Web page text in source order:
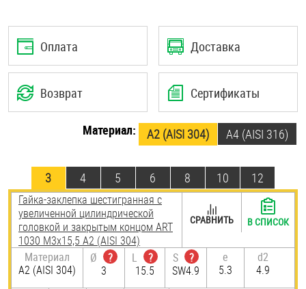
Оплата Доставка
Возврат Сертификаты
Материал: А2 (AISI 304) A4 (AISI 316)
3 4 5 6 8 10 12
Гайка-заклепка шестигранная с
увеличенной цилиндрической
головкой и закрытым концом ART
1030 M3х15,5 А2 (AISI 304)
Материал
А2 (AISI 304)
Ø
?
3
L
?
15.5
S
?
SW4.9
e
5.3
d2
4.9
СРАВНИТЬ В СПИСОК